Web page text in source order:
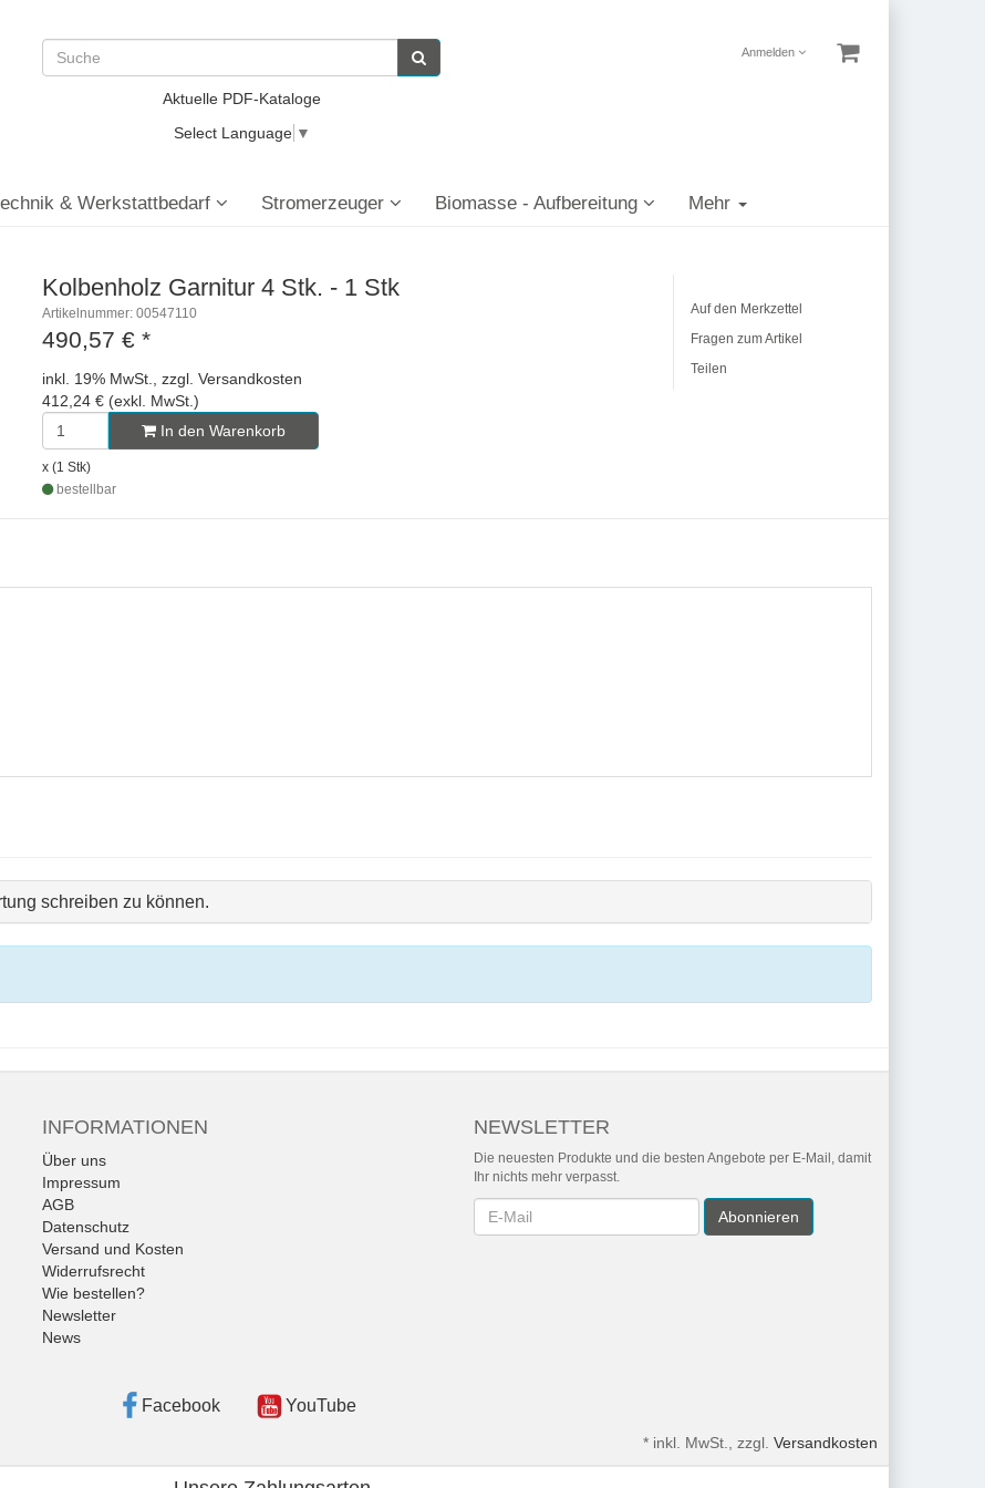
Anmelden
Aktuelle PDF-Kataloge
Select Language ▼
& Werkstattbedarf Stromerzeuger Biomasse - Aufbereitung Mehr
Kolbenholz Garnitur 4 Stk. - 1 Stk
Artikelnummer: 00547110
490,57 € *
inkl. 19% MwSt., zzgl. Versandkosten
412,24 € (exkl. MwSt.)
In den Warenkorb
x (1 Stk)
bestellbar
Auf den Merkzettel
Fragen zum Artikel
Teilen
schreiben zu können.
INFORMATIONEN
Über uns
Impressum
AGB
Datenschutz
Versand und Kosten
Widerrufsrecht
Wie bestellen?
Newsletter
News
NEWSLETTER
Die neuesten Produkte und die besten Angebote per E-Mail, damit
Ihr nichts mehr verpasst.
Newsletter Abonnieren
Facebook YouTube
* inkl. MwSt., zzgl. Versandkosten